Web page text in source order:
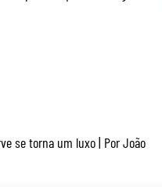
se torna um luxo | Por João